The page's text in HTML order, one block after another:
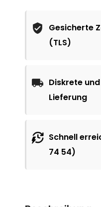
Gesicherte
(TLS)
Diskrete
Lieferung
Schnell
74 54)